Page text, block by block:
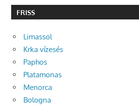
FRISS
Limassol
Krka vízesés
Paphos
Platamonas
Menorca
Bologna